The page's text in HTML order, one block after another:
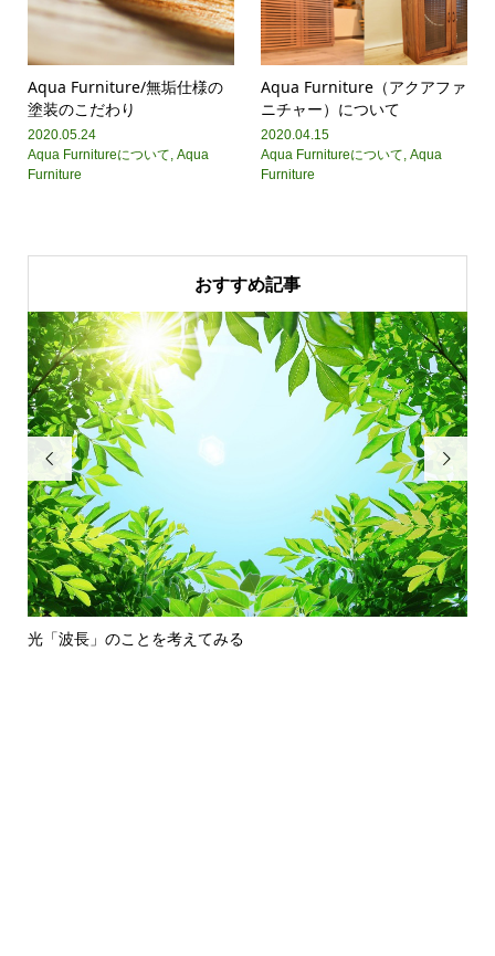
Aqua Furniture/無垢仕様の
塗装のこだわり
2020.05.24
Aqua Furnitureについて Aqua
Furniture
Aqua Furniture（アクアファ
ニチャー）について
2020.04.15
Aqua Furnitureについて ,Aqua
Furniture
おすすめ記事

光「波長」のことを考えてみる
